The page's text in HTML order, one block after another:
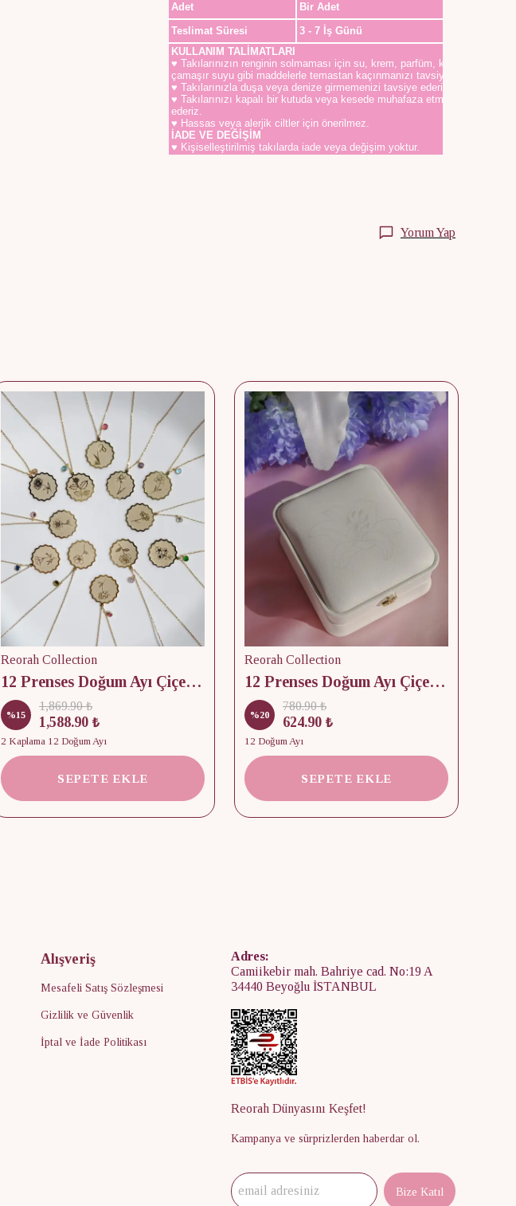
Adet
Bir Adet
Teslimat Süresi
3 - 7 İş Günü
KULLANIM TALİMATLARI
♥ Takılarınızın renginin solmaması için su, krem, parfüm, kolonya,
çamaşır suyu gibi maddelerle temastan kaçınmanızı tavsiye ederiz.
♥ Takılarınızla duşa veya denize girmemenizi tavsiye ederiz.
♥ Takılarınızı kapalı bir kutuda veya kesede muhafaza etmenizi tavsiye
ederiz.
♥ Hassas veya alerjik ciltler için önerilmez.
İADE VE DEĞİŞİM
♥ Kişiselleştirilmiş takılarda iade veya değişim yoktur.
Yorum Yap
Reorah Collection
12 Prenses Doğum Ayı Çiçek & Taş 925 Gümüş Kolye
%15
1,869.90 ₺
1,588.90 ₺
2 Kaplama 12 Doğum Ayı
SEPETE EKLE
Reorah Collection
12 Prenses Doğum Ayı Çiçek Baskılı Takı Kutusu
%20
780.90 ₺
624.90 ₺
12 Doğum Ayı
SEPETE EKLE
Alışveriş
Mesafeli Satış Sözleşmesi
Gizlilik ve Güvenlik
İptal ve İade Politikası
Adres:
Camiikebir mah. Bahriye cad. No:19 A
34440 Beyoğlu İSTANBUL
Reorah Dünyasını Keşfet!
Kampanya ve sürprizlerden haberdar ol.
Bize Katıl